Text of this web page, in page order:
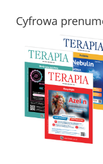
Cyfrowa